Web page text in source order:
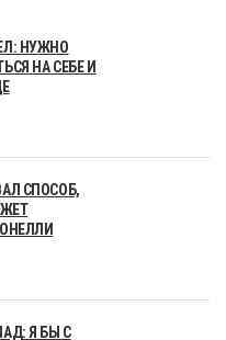
НУЖНО
НА СЕБЕ И
СПОСОБ,
Я БЫ С